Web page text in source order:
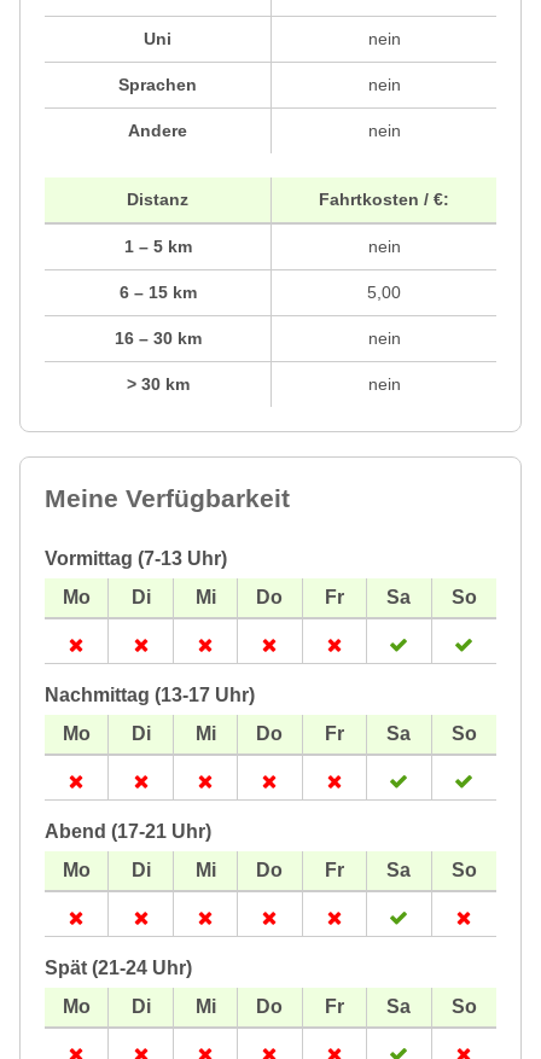
Uni
Sprachen
Andere
nein
nein
nein
Distanz
1 – 5 km
6 – 15 km
16 – 30 km
> 30 km
Fahrtkosten / €:
nein
5,00
nein
nein
Meine Verfügbarkeit
Vormittag (7-13 Uhr)
Nachmittag (13-17 Uhr)
Abend (17-21 Uhr)
Spät (21-24 Uhr)